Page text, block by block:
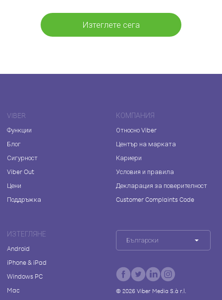
Изтеглете сега
VIBER
Функции
Блог
Сигурност
Viber Out
Цени
Поддръжка
КОМПАНИЯ
Относно Viber
Център на марката
Кариери
Условия и правила
Декларация за поверителност
Customer Complaints Code
ИЗТЕГЛЯНЕ
Android
iPhone & iPad
Windows PC
Mac
Български
© 2026Viber Media S.à r.l.